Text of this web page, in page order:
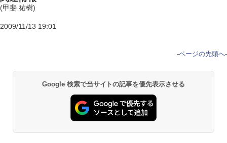
(甲斐 祐樹)
2009/11/13 19:01
-ページの先頭へ-
Google 検索で当サイトの記事を優先表示させる